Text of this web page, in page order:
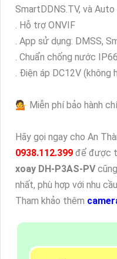
SmartDDNS.TV, và
. Hỗ trợ ONVIF
. App sử dụng: DMSS,
. Chuẩn chống nước
. Điện áp DC12V (không
💁 Miễn phí bảo hành
Hãy gọi ngay cho An
0938.112.399 để được
xoay DH-P3AS-PV
nhất, phù hợp với nhu
Tham khảo thêm